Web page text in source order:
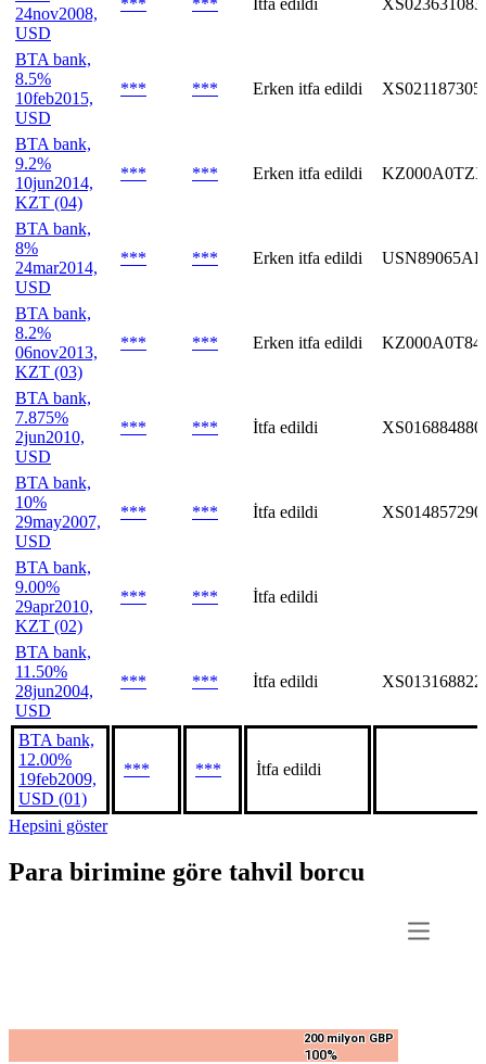
24nov2008,
USD
*** *** İtfa edildi
BTA bank,
8.5%
10feb2015,
USD
*** *** Erken itfa edildi
BTA bank,
9.2%
10jun2014,
KZT (04)
*** *** Erken itfa edildi
BTA bank,
8%
24mar2014,
USD
*** *** Erken itfa edildi
BTA bank,
8.2%
06nov2013,
KZT (03)
*** *** Erken itfa edildi
BTA bank,
7.875%
2jun2010,
USD
*** *** İtfa edildi
BTA bank,
10%
29may2007,
USD
*** *** İtfa edildi
BTA bank,
9.00%
29apr2010,
KZT (02)
*** *** İtfa edildi
BTA bank,
11.50%
28jun2004,
USD
*** *** İtfa edildi
BTA bank,
12.00%
19feb2009,
USD (01)
*** *** İtfa edildi
Hepsini göster
Para birimine göre tahvil borcu
200 milyon GBP
100%
200 milyon GBP
100%